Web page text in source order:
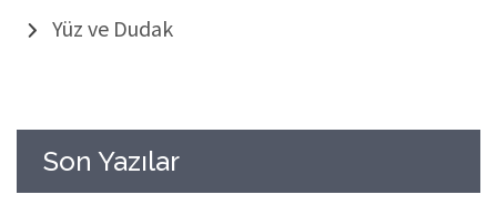
Yüz ve Dudak
Son Yazılar